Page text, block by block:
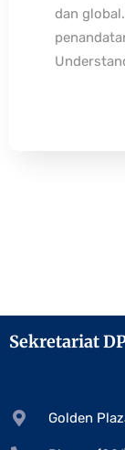
dan
Sekretariat
Golden